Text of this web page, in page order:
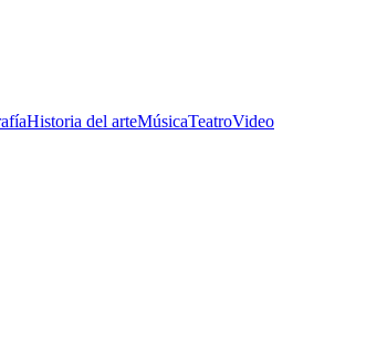
Historia del arteMúsicaTeatroVideo